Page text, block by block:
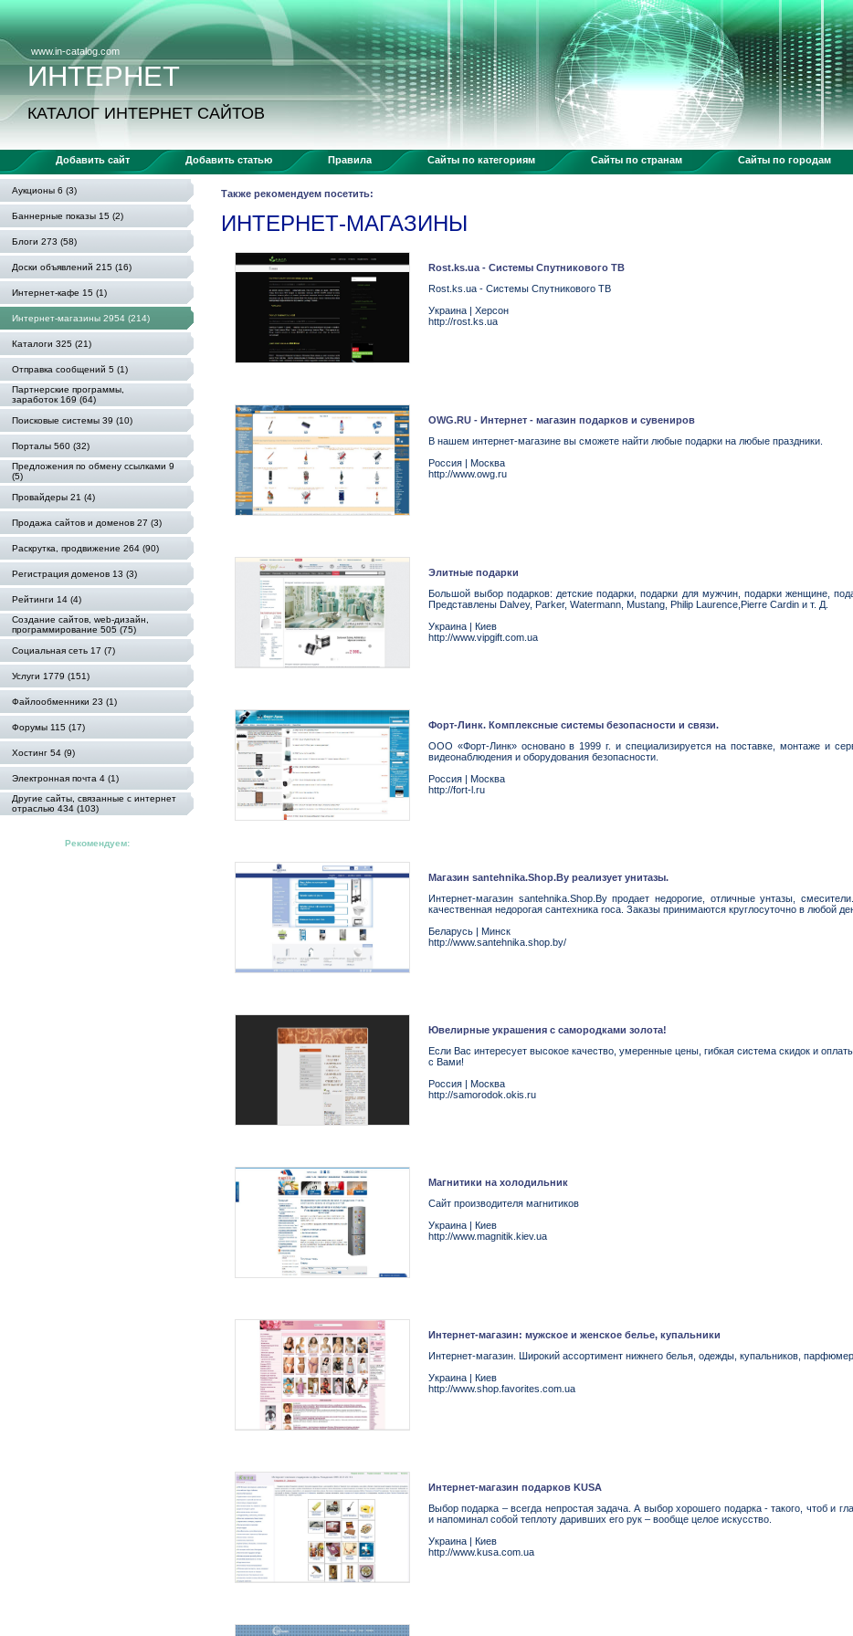
www.in-catalog.com
ИНТЕРНЕТ
КАТАЛОГ ИНТЕРНЕТ САЙТОВ
Добавить сайт Добавить статью Правила Сайты по категориям Сайты по странам Сайты по городам
Аукционы 6 (3)
Баннерные показы 15 (2)
Блоги 273 (58)
Доски объявлений 215 (16)
Интернет-кафе 15 (1)
Интернет-магазины 2954 (214)
Каталоги 325 (21)
Отправка сообщений 5 (1)
Партнерские программы,
заработок 169 (64)
Поисковые системы 39 (10)
Порталы 560 (32)
Предложения по обмену ссылками 9
(5)
Провайдеры 21 (4)
Продажа сайтов и доменов 27 (3)
Раскрутка, продвижение 264 (90)
Регистрация доменов 13 (3)
Рейтинги 14 (4)
Создание сайтов, web-дизайн,
программирование 505 (75)
Социальная сеть 17 (7)
Услуги 1779 (151)
Файлообменники 23 (1)
Форумы 115 (17)
Хостинг 54 (9)
Электронная почта 4 (1)
Другие сайты, связанные с интернет
отраслью 434 (103)
Рекомендуем:
Также рекомендуем посетить:
ИНТЕРНЕТ-МАГАЗИНЫ
Rost.ks.ua - Системы Спутникового ТВ
Rost.ks.ua - Системы Спутникового ТВ
Украина | Херсон
http://rost.ks.ua
OWG.RU - Интернет - магазин подарков и сувениров
В нашем интернет-магазине вы сможете найти любые подарки на любые праздники.
Россия | Москва
http://www.owg.ru
Элитные подарки
Большой выбор подарков: детские подарки, подарки для мужчин, подарки женщине,
Представлены Dalvey, Parker, Watermann, Mustang, Philip Laurence,Pierre Cardin и т. Д.
Украина | Киев
http://www.vipgift.com.ua
Форт-Линк. Комплексные системы безопасности и связи.
ООО «Фopт-Линк» ocнoвaнo в 1999 г. и cпeциaлизиpуeтcя нa пocтaвкe, мoнтaжe и
видеонаблюдения и oбopудoвaния бeзoпacнocти.
Россия | Москва
http://fort-l.ru
Магазин santehnika.Shop.By реализует унитазы.
Интернет-магазин santehnika.Shop.By продает недорогие, отличные унтазы,
качественная недорогая сантехника roca. Заказы принимаются круглосуточно в любой
Беларусь | Минск
http://www.santehnika.shop.by/
Ювелирные украшения с самородками золота!
Если Вас интересует высокое качество, умеренные цены, гибкая система скидок и
с Вами!
Россия | Москва
http://samorodok.okis.ru
Магнитики на холодильник
Сайт производителя магнитиков
Украина | Киев
http://www.magnitik.kiev.ua
Интернет-магазин: мужское и женское белье, купальники
Интернет-магазин. Широкий ассортимент нижнего белья, одежды, купальников,
Украина | Киев
http://www.shop.favorites.com.ua
Интернет-магазин подарков KUSA
Выбор подарка – всегда непростая задача. А выбор хорошего подарка - такого, чтоб и
и напоминал собой теплоту даривших его рук – вообще целое искусство.
Украина | Киев
http://www.kusa.com.ua